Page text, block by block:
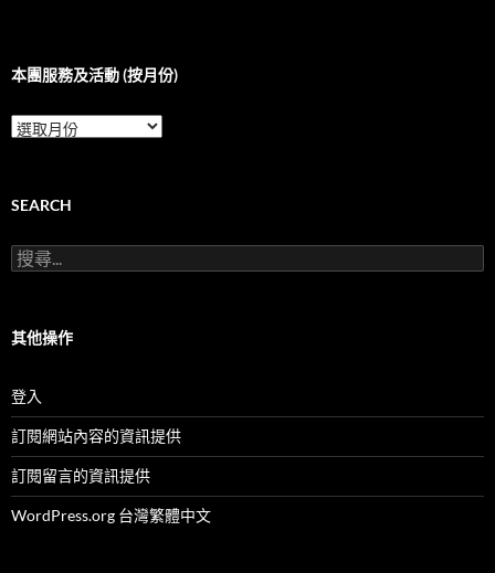
本團服務及活動 (按月份)
本
團
及
動
(按
SEARCH
搜
尋
字:
其他操作
登入
訂閱網站內容的資訊提供
訂閱留言的資訊提供
WordPress.org 台灣繁體中文